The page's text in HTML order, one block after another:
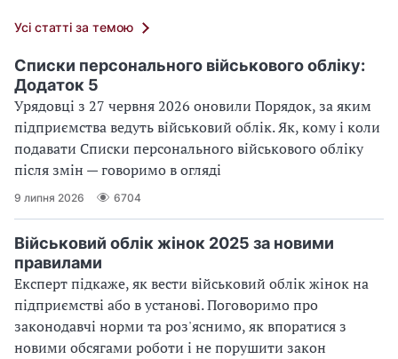
Усі статті за темою
Списки персонального військового обліку:
Додаток 5
Урядовці з 27 червня 2026 оновили Порядок, за яким
підприємства ведуть військовий облік. Як, кому і коли
подавати Списки персонального військового обліку
після змін — говоримо в огляді
9 липня 2026 6704
Військовий облік жінок 2025 за новими
правилами
Експерт підкаже, як вести військовий облік жінок на
підприємстві або в установі. Поговоримо про
законодавчі норми та роз'яснимо, як впоратися з
новими обсягами роботи і не порушити закон